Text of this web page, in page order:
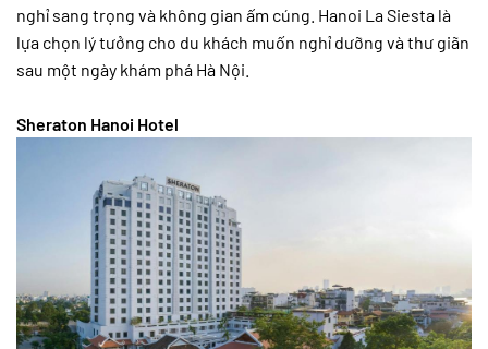
nghỉ sang trọng và không gian ấm cúng. Hanoi La Siesta là
lựa chọn lý tưởng cho du khách muốn nghỉ dưỡng và thư giãn
sau một ngày khám phá Hà Nội.
Sheraton Hanoi Hotel